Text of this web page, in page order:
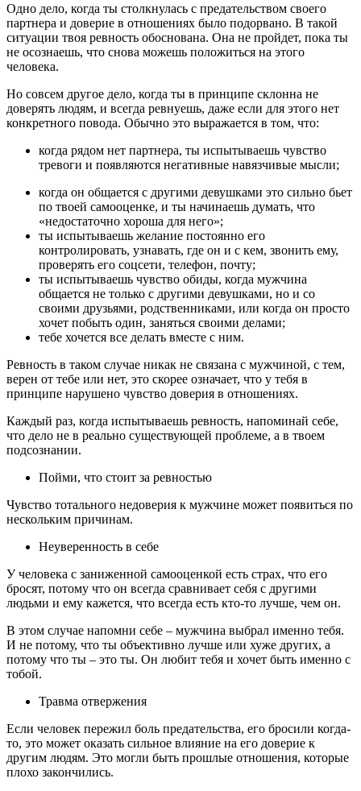
Одно дело, когда ты столкнулась с предательством своего
партнера и доверие в отношениях было подорвано. В такой
ситуации твоя ревность обоснована. Она не пройдет, пока ты
не осознаешь, что снова можешь положиться на этого
человека.
Но совсем другое дело, когда ты в принципе склонна не
доверять людям, и всегда ревнуешь, даже если для этого нет
конкретного повода. Обычно это выражается в том, что:
когда рядом нет партнера, ты испытываешь чувство
тревоги и появляются негативные навязчивые мысли;
когда он общается с другими девушками это сильно бьет
по твоей самооценке, и ты начинаешь думать, что
«недостаточно хороша для него»;
ты испытываешь желание постоянно его
контролировать, узнавать, где он и с кем, звонить ему,
проверять его соцсети, телефон, почту;
ты испытываешь чувство обиды, когда мужчина
общается не только с другими девушками, но и со
своими друзьями, родственниками, или когда он просто
хочет побыть один, заняться своими делами;
тебе хочется все делать вместе с ним.
Ревность в таком случае никак не связана с мужчиной, с тем,
верен от тебе или нет, это скорее означает, что у тебя в
принципе нарушено чувство доверия в отношениях.
Каждый раз, когда испытываешь ревность, напоминай себе,
что дело не в реально существующей проблеме, а в твоем
подсознании.
Пойми, что стоит за ревностью
Чувство тотального недоверия к мужчине может появиться по
нескольким причинам.
Неуверенность в себе
У человека с заниженной самооценкой есть страх, что его
бросят, потому что он всегда сравнивает себя с другими
людьми и ему кажется, что всегда есть кто-то лучше, чем он.
В этом случае напомни себе – мужчина выбрал именно тебя.
И не потому, что ты объективно лучше или хуже других, а
потому что ты – это ты. Он любит тебя и хочет быть именно с
тобой.
Травма отвержения
Если человек пережил боль предательства, его бросили когда-
то, это может оказать сильное влияние на его доверие к
другим людям. Это могли быть прошлые отношения, которые
плохо закончились.